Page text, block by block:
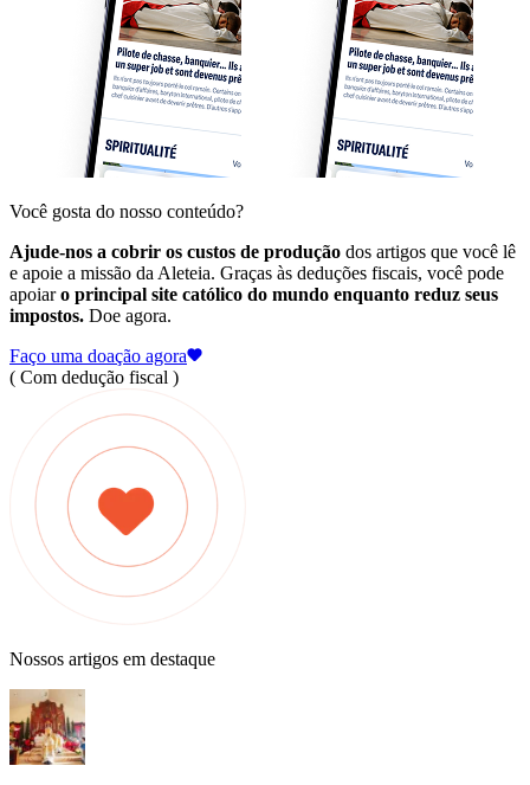
Você gosta do nosso conteúdo?
Ajude-nos a cobrir os custos de produção dos artigos que você lê
e apoie a missão da Aleteia. Graças às deduções fiscais, você pode
apoiaro principal site católico do mundo enquanto reduz seus
impostos. Doe agora.
Faço uma doação agora
( Com dedução fiscal )
Nossos artigos em destaque